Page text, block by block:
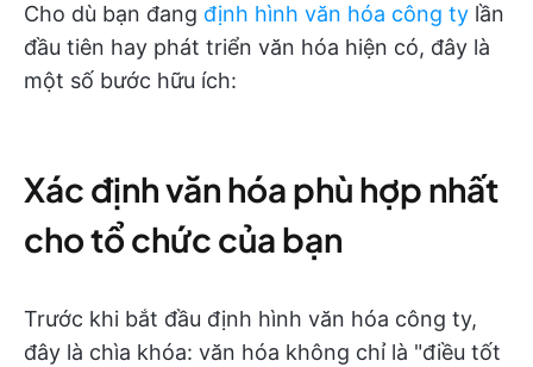
Cho dù bạn đang định hình văn hóa công ty lần
đầu tiên hay phát triển văn hóa hiện có, đây là
một số bước hữu ích:
Xác định văn hóa phù hợp nhất
cho tổ chức của bạn
Trước khi bắt đầu định hình văn hóa công ty,
đây là chìa khóa: văn hóa không chỉ là "điều tốt